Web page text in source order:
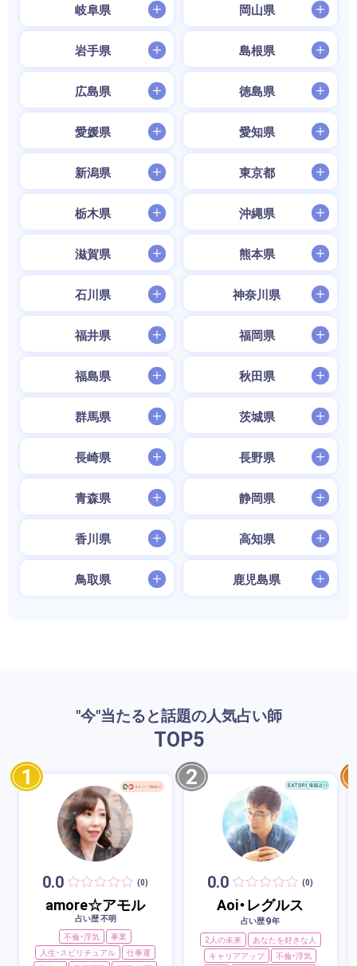
岐阜県 岡山県
岩手県 島根県
広島県 徳島県
愛媛県 愛知県
新潟県 東京都
栃木県 沖縄県
滋賀県 熊本県
石川県 神奈川県
福井県 福岡県
福島県 秋田県
群馬県 茨城県
長崎県 長野県
青森県 静岡県
香川県 高知県
鳥取県 鹿児島県
"今"当たると話題の人気占い師
TOP5
1
0.0 (0)
amore☆アモル
占い歴 不明
不倫・浮気
事業
人生・スピリチュアル
仕事運
2
0.0 (0)
Aoi・レグルス
占い歴9年
2人の未来
あなたを好きな人
キャリアアップ
不倫・浮気